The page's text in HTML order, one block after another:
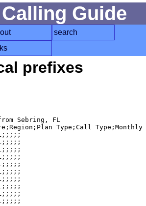
Guide
search
prefixes
Sebring, FL
Type;Call